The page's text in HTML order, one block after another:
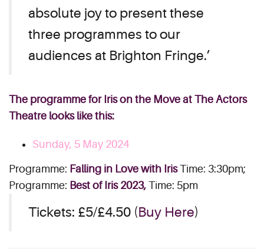
absolute joy to present these
three programmes to our
audiences at Brighton Fringe.’
The programme for Iris on the Move at The Actors
Theatre looks like this:
Sunday, 5 May 2024
Programme: Falling in Love with IrisTime: 3:30pm;
Programme: Best of Iris 2023, Time: 5pm
Tickets: £5/£4.50 (Buy Here)